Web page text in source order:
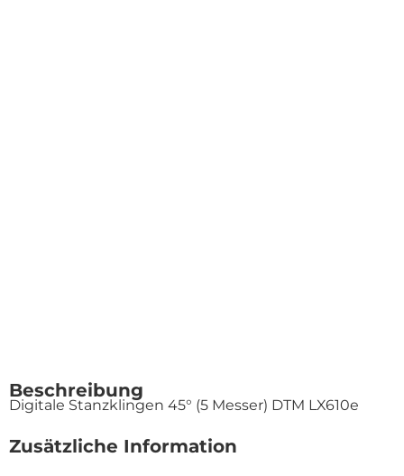
Beschreibung
Digitale Stanzklingen 45° (5 Messer) DTM LX610e
Zusätzliche Information